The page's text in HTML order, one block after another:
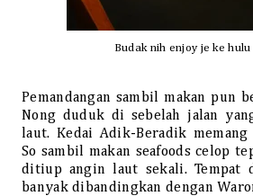
Budak nih enjoy je ke
Pemandangan sambil makan pun
Nong duduk di sebelah jalan
laut. Kedai Adik-Beradik
So sambil makan seafoods celop
ditiup angin laut sekali. Tempat
banyak dibandingkan dengan